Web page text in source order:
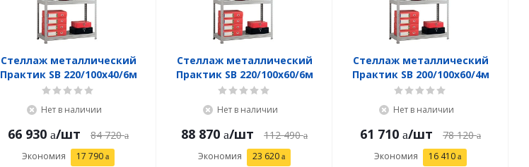
Стеллаж металлический
Практик SB 220/100x40/6м
Нет в наличии
66 930 /шт 84 720
Экономия 17 790
Стеллаж металлический
Практик SB 220/100x60/6м
Нет в наличии
88 870 /шт 112 490
Экономия 23 620
Стеллаж металлический
Практик SB 200/100x60/4м
Нет в наличии
61 710 /шт 78 120
Экономия 16 410